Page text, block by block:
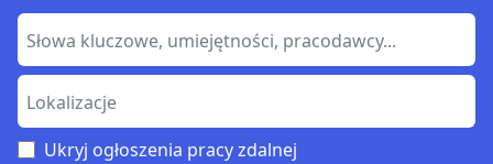
Ukryj ogłoszenia pracy zdalnej